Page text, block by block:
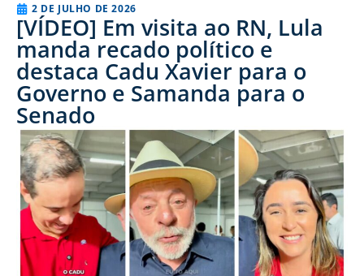
2 DE JULHO DE 2026
[VÍDEO] Em visita ao RN, Lula
manda recado político e
destaca Cadu Xavier para o
Governo e Samanda para o
Senado